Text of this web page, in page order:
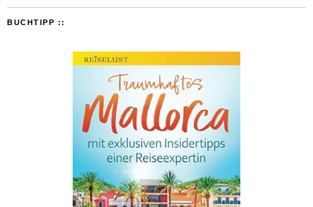
BUCHTIPP ::